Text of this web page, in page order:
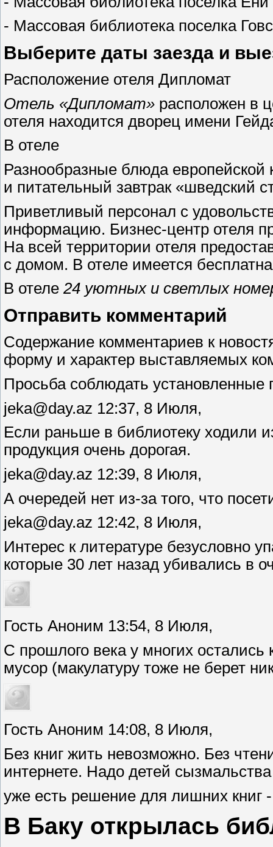
- Массовая библиотека поселка
Выберите даты заезда и
Расположение отеля Дипломат
Отель «Дипломат» расположен в
отеля находится дворец имени
В отеле
Разнообразные блюда
и питательный завтрак «шведский
Приветливый персонал с
информацию. Бизнес-центр отеля
На всей территории отеля
с домом. В отеле имеется
В отеле 24 уютных и светлых
Отправить комментарий
Содержание комментариев к
форму и характер выставляемых
Просьба соблюдать установленные
jeka@day.az 12:37, 8 Июля,
Если раньше в библиотеку ходили
продукция очень дорогая.
jeka@day.az 12:39, 8 Июля,
А очередей нет из-за того, что
jeka@day.az 12:42, 8 Июля,
Интерес к литературе безусловно
которые 30 лет назад убивались в
Гость Аноним 13:54, 8 Июля,
С прошлого века у многих
мусор (макулатуру тоже не берет
Гость Аноним 14:08, 8 Июля,
Без книг жить невозможно. Без
интернете. Надо детей
уже есть решение для лишних книг
В Баку открылась